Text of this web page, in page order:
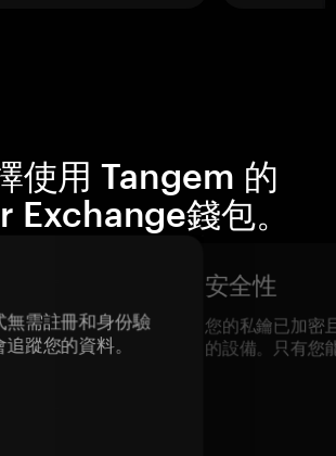
使用 Tangem 的
Exchange錢包。
無需註冊和身份驗
蹤您的資料。
安全性
您的私鑰已加密
的設備。只有您